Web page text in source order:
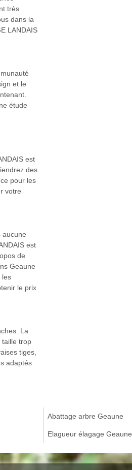
très
dans la
LANDAIS
et le
étude
est
des
pour les
votre
aucune
est
de
Geaune
les
le prix
La
taille trop
tiges,
adaptés
Abattage arbre Geaune
Elagueur élagage Geaune